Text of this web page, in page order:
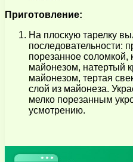
Приготовление:
На плоскую тарелку
последовательности:
порезанное соломкой,
майонезом, натертый
майонезом, тертая
слой из майонеза.
мелко порезанным
усмотрению.